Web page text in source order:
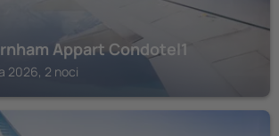
Appart Condotel1
2026, 2 noci